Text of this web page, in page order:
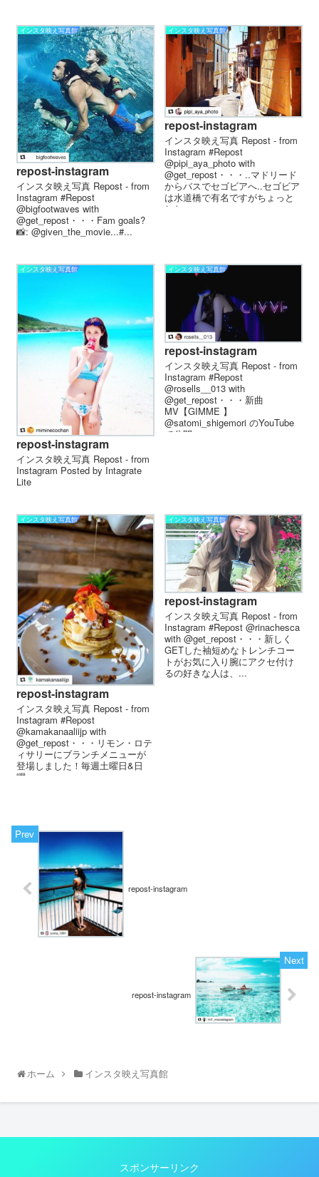
インスタ映え写真館
repost-instagram
インスタ映え写真 Repost - from
Instagram #Repost
@bigfootwaves with
@get_repost・・・Fam goals?
📸: @given_the_movie...#...
インスタ映え写真館
repost-instagram
インスタ映え写真 Repost - from
Instagram #Repost
@pipi_aya_photo with
@get_repost・・・..マドリード
からバスでセゴビアへ..セゴビア
は水道橋で有名ですがちょっと
した...
インスタ映え写真館
repost-instagram
インスタ映え写真 Repost - from
Instagram Posted by Intagrate
Lite
インスタ映え写真館
repost-instagram
インスタ映え写真 Repost - from
Instagram #Repost
@rosells__013 with
@get_repost・・・新曲
MV【GIMME 】
@satomi_shigemori のYouTube
で公開...
インスタ映え写真館
repost-instagram
インスタ映え写真 Repost - from
Instagram #Repost
@kamakanaaliijp with
@get_repost・・・リモン・ロテ
ィサリーにブランチメニューが
登場しました！毎週土曜日&日
曜...
インスタ映え写真館
repost-instagram
インスタ映え写真 Repost - from
Instagram #Repost @rinachesca
with @get_repost・・・新しく
GETした袖短めな トレンチコー
トがお気に入り 腕にアクセ付け
るの好きな人は、 ...
repost-instagram
repost-instagram
ホーム インスタ映え写真館
スポンサーリンク